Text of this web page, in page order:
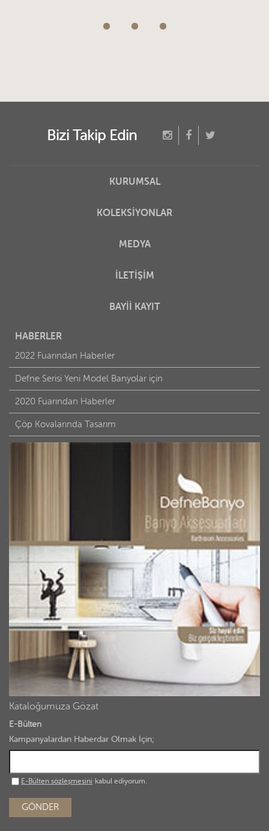
Bizi Takip Edin
KURUMSAL
KOLEKSİYONLAR
MEDYA
İLETİŞİM
BAYİİ KAYIT
HABERLER
2022 Fuarından Haberler
Defne Serisi Yeni Model Banyolar için
2020 Fuarından Haberler
Çöp Kovalarında Tasarım
Kataloğumuza Gözat
E-Bülten
Kampanyalardan Haberdar Olmak İçin;
E-Bülten sözleşmesini kabul ediyorum.
GÖNDER